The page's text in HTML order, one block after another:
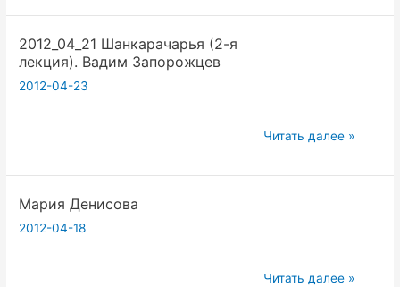
семинар.
2012_04_21 Шанкарачарья (2-я
лекция). Вадим Запорожцев
2012-04-23
2012_04_21
(2-
Читать далее »
Мария Денисова
2012-04-18
Мария
Читать далее »